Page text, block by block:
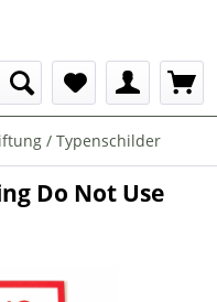
/ Typenschilder
Do Not Use